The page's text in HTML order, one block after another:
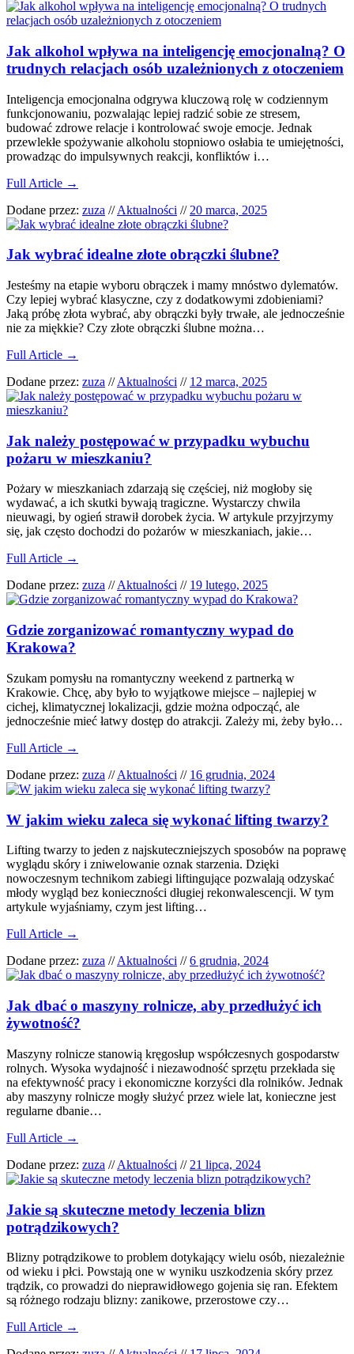
Jak alkohol wpływa na inteligencję emocjonalną? O
trudnych relacjach osób uzależnionych z otoczeniem
Inteligencja emocjonalna odgrywa kluczową rolę w codziennym
funkcjonowaniu, pozwalając lepiej radzić sobie ze stresem,
budować zdrowe relacje i kontrolować swoje emocje. Jednak
przewlekłe spożywanie alkoholu stopniowo osłabia te umiejętności,
prowadząc do impulsywnych reakcji, konfliktów i…
Full Article →
Dodane przez: zuza // Aktualności // 20 marca, 2025
Jak wybrać idealne złote obrączki ślubne?
Jesteśmy na etapie wyboru obrączek i mamy mnóstwo dylematów.
Czy lepiej wybrać klasyczne, czy z dodatkowymi zdobieniami?
Jaką próbę złota wybrać, aby obrączki były trwałe, ale jednocześnie
nie za miękkie? Czy złote obrączki ślubne można…
Full Article →
Dodane przez: zuza // Aktualności // 12 marca, 2025
Jak należy postępować w przypadku wybuchu
pożaru w mieszkaniu?
Pożary w mieszkaniach zdarzają się częściej, niż mogłoby się
wydawać, a ich skutki bywają tragiczne. Wystarczy chwila
nieuwagi, by ogień strawił dorobek życia. W artykule przyjrzymy
się, jak często dochodzi do pożarów w mieszkaniach, jakie…
Full Article →
Dodane przez: zuza //Aktualności // 19 lutego, 2025
Gdzie zorganizować romantyczny wypad do
Krakowa?
Szukam pomysłu na romantyczny weekend z partnerką w
Krakowie. Chcę, aby było to wyjątkowe miejsce – najlepiej w
cichej, klimatycznej lokalizacji, gdzie można odpocząć, ale
jednocześnie mieć łatwy dostęp do atrakcji. Zależy mi, żeby było…
Full Article →
Dodane przez: zuza // Aktualności // 16 grudnia, 2024
W jakim wieku zaleca się wykonać lifting twarzy?
Lifting twarzy to jeden z najskuteczniejszych sposobów na poprawę
wyglądu skóry i zniwelowanie oznak starzenia. Dzięki
nowoczesnym technikom zabiegi liftingujące pozwalają odzyskać
młody wygląd bez konieczności długiej rekonwalescencji. W tym
artykule wyjaśniamy, czym jest lifting…
Full Article →
Dodane przez: zuza // Aktualności // 6 grudnia, 2024
Jak dbać o maszyny rolnicze, aby przedłużyć ich
żywotność?
Maszyny rolnicze stanowią kręgosłup współczesnych gospodarstw
rolnych. Wysoka wydajność i niezawodność sprzętu przekłada się
na efektywność pracy i ekonomiczne korzyści dla rolników. Jednak
aby maszyny rolnicze mogły służyć przez wiele lat, konieczne jest
regularne dbanie…
Full Article →
Dodane przez: zuza // Aktualności // 21 lipca, 2024
Jakie są skuteczne metody leczenia blizn
potrądzikowych?
Blizny potrądzikowe to problem dotykający wielu osób, niezależnie
od wieku i płci. Powstają one w wyniku uszkodzenia skóry przez
trądzik, co prowadzi do nieprawidłowego gojenia się ran. Efektem
są różnego rodzaju blizny: zanikowe, przerostowe czy…
Full Article →